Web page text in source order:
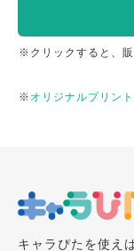
※クリックすると、
※ オリジナルプリン
キャラぴたを使え